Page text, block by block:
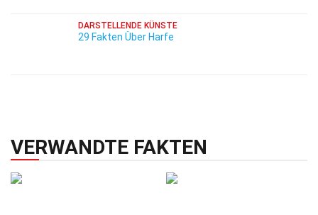
DARSTELLENDE KÜNSTE
29 Fakten Über Harfe
VERWANDTE FAKTEN